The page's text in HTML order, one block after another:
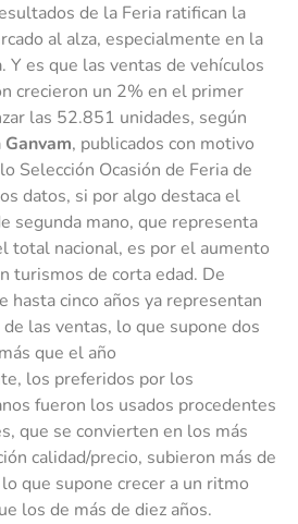
de la Feria ratifican la
al alza, especialmente en la
Y es que las ventas de vehículos
crecieron un 2% en el primer
las 52.851 unidades, según
Ganvam, publicados con motivo
Selección Ocasión de Feria de
datos, si por algo destaca el
segunda mano, que representa
total nacional, es por el aumento
turismos de corta edad. De
hasta cinco años ya representan
las ventas, lo que supone dos
que el año
los preferidos por los
fueron los usados procedentes
que se convierten en los más
calidad/precio, subieron más de
que supone crecer a un ritmo
los de más de diez años.